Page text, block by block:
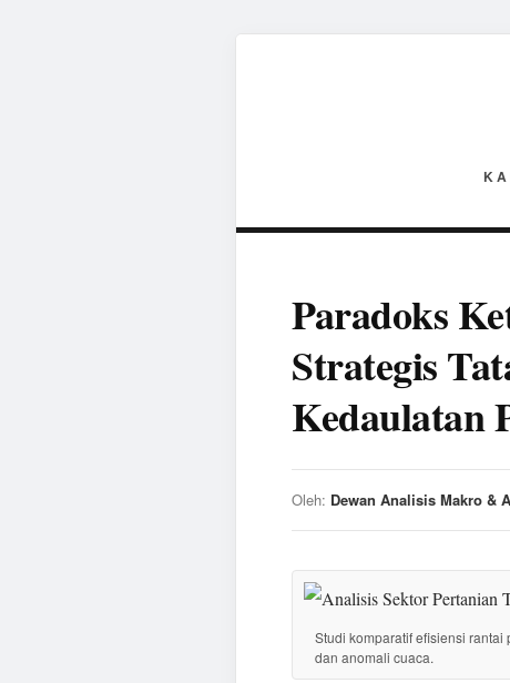
Paradoks
Strategis
Kedaulatan
Oleh: Dewan Analisis Makro &
Studi komparatif efisiensi
dan anomali cuaca.